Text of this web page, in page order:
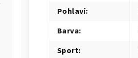
Pohlaví:
Barva:
Sport: